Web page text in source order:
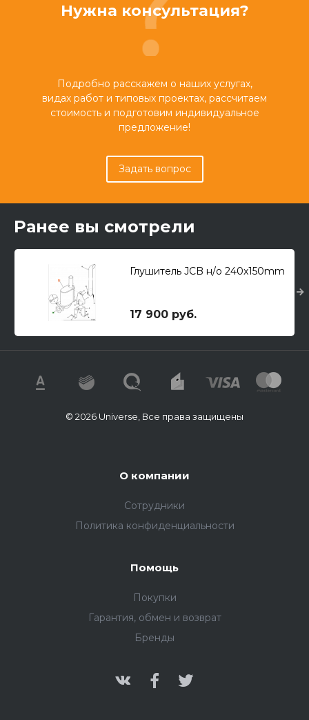
Нужна консультация?
Подробно расскажем о наших услугах,
видах работ и типовых проектах, рассчитаем
стоимость и подготовим индивидуальное
предложение!
Задать вопрос
Ранее вы смотрели
Глушитель JCB н/о 240x150mm
17 900 руб.
© 2026 Universe, Все права защищены
О компании
Сотрудники
Политика конфиденциальности
Помощь
Покупки
Гарантия, обмен и возврат
Бренды